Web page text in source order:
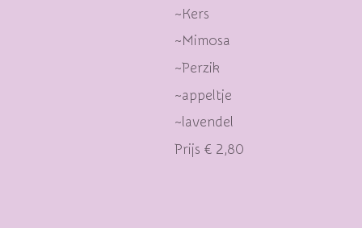
~Kers
~Mimosa
~Perzik
~appeltje
~lavendel
Prijs € 2,80